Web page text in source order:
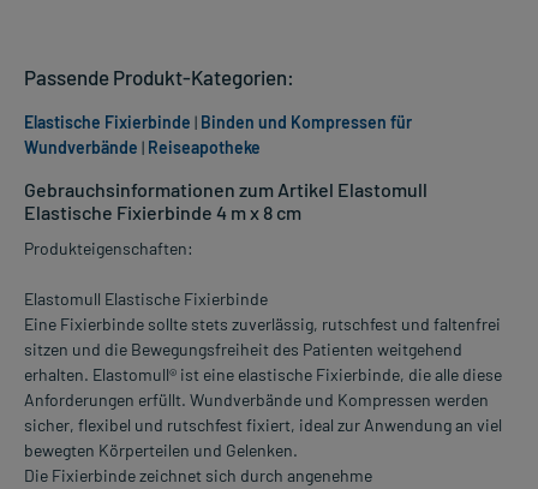
Gebrauchsinformationen zum Artikel Elastomull
Elastische Fixierbinde 4 m x 8 cm
Produkteigenschaften:
Elastomull Elastische Fixierbinde
Eine Fixierbinde sollte stets zuverlässig, rutschfest und faltenfrei
sitzen und die Bewegungsfreiheit des Patienten weitgehend
erhalten. Elastomull® ist eine elastische Fixierbinde, die alle diese
Anforderungen erfüllt. Wundverbände und Kompressen werden
sicher, flexibel und rutschfest fixiert, ideal zur Anwendung an viel
bewegten Körperteilen und Gelenken.
Die Fixierbinde zeichnet sich durch angenehme
Passende Produkt-Kategorien:
Elastische Fixierbinde | Binden und Kompressen für
Wundverbände | Reiseapotheke